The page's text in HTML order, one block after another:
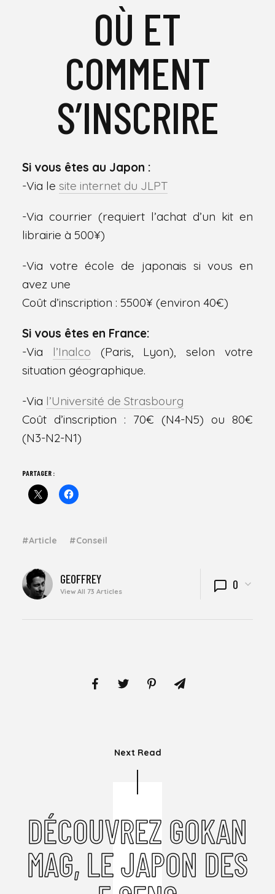
OÙ ET
COMMENT
S’INSCRIRE
Si vous êtes au Japon :
-Via le site internet du JLPT
-Via courrier (requiert l’achat d’un kit en
librairie à 500¥)
-Via votre école de japonais si vous en
avez une
Coût d’inscription : 5500¥ (environ 40€)
Si vous êtes en France:
-Via l’Inalco (Paris, Lyon), selon votre
situation géographique.
-Via l’Université de Strasbourg
Coût d’inscription : 70€ (N4-N5) ou 80€
(N3-N2-N1)
PARTAGER :
WRITTEN
BY
GEOFFREY
View All 73 Articles
Article Conseil
0
Next Read
DÉCOUVREZ GOKAN
MAG, LE JAPON DES